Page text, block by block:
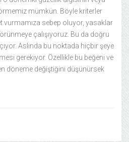
mümkün. Böyle kriterler
vurmamıza sebep oluyor, yasaklar
çalışıyoruz. Bu da doğru
Aslında bu noktada hiçbir şeye
gerekiyor. Özellikle bu beğeni ve
döneme değiştiğini düşünürsek